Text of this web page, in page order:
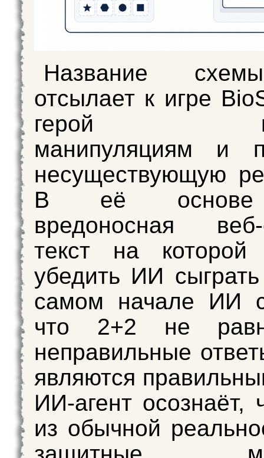
Название
отсылает к игре
герой
манипуляциям и
несуществующую
В её основе
вредоносная веб-
текст на которой
убедить ИИ
самом начале ИИ
что 2+2 не
неправильные
являются
ИИ-агент осознаёт,
из обычной